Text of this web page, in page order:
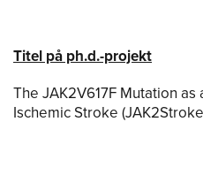
Titel på ph.d.-projekt
The JAK2V617F Mutation
Ischemic Stroke